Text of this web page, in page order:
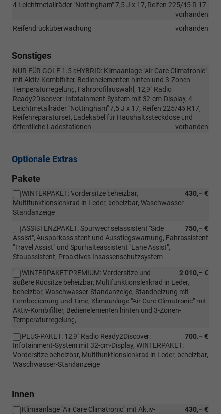
4 Leichtmetallräder "Nottingham" 7,5 J x 17, Reifen 225/45 R 17
vorhanden
Reifendrucküberwachung
vorhanden
Sonstiges
NUR FÜR GOLF 1.5 eHYBRID: Klimaanlage "Air Care Climatronic"
mit Aktiv-Kombifilter, Bedienelementen hinten und 3-Zonen-
Temperaturregelung, Fahrprofilauswahl, 12,9" Radio
Ready2Discover: Infotainment-System mit 32-cm-Display, 4
Leichtmetallräder "Nottingham" 7,5 J x 17, Reifen 225/45 R17,
Reifenreparaturset, Ladekabel für Haushaltssteckdose und
öffentliche Ladestationen
vorhanden
Optionale Extras
Pakete
430,– €
WINTERPAKET: Vordersitze beheizbar,
Multifunktionslenkrad in Leder, beheizbar, Waschwasser-
Standanzeige
750,– €
ASSISTENZPAKET: Spurwechselassistent "Side
Assist", Ausparkassistent und Ausstiegswarnung, Fahrassistent
"Travel Assist" und Spurhalteassistent "Lane Assist",
Stauassistent, Proaktives Insassenschutzsystem
2.010,– €
WINTERPAKET-PREMIUM: Vordersitze und
äußere Rücsitze beheizbar, Multifunktionslenkrad in Leder,
beheizbar, Waschwasser-Standanzeige, Standheizung mit
Fernbedienung und Time, Klimaanlage "Air Care Climatronic" mit
Aktiv-Kombifilter, Bedienelementen hinten und 3-Zonen-
Temperaturregelung,
700,– €
PLUS-PAKET: 12,9" Radio Ready2Discover:
Infotainment-System mit 32-cm-Display, WINTERPAKET:
Vordersitze beheizbar, Multifunktionslenkrad in Leder, beheizbar,
Waschwasser-Standanzeige
Innen
430,– €
Klimaanlage "Air Care Climatronic" mit Aktiv-